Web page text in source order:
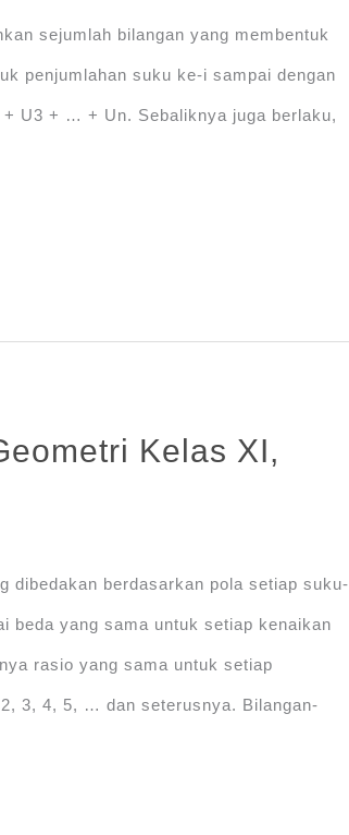
sejumlah bilangan yang membentuk
penjumlahan suku ke-i sampai dengan
U3 + … + Un. Sebaliknya juga berlaku,
Kelas XI,
dibedakan berdasarkan pola setiap suku-
beda yang sama untuk setiap kenaikan
rasio yang sama untuk setiap
3, 4, 5, … dan seterusnya. Bilangan-